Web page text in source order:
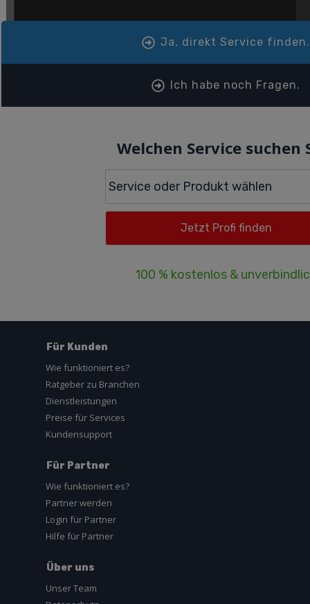
Ja, direkt Service finden.
Ich habe noch Fragen.
Welchen Service suchen
100 % kostenlos &
Für Kunden
Wie funktioniert es?
Ratgeber zu Branchen
Dienstleistungen
Preise für Services
Kundensupport
Für Partner
Wie funktioniert es?
Partner werden
Login für Partner
Hilfe für Partner
Über uns
Unser Team